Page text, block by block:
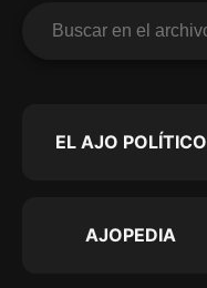
EL AJO POLÍTICO
AJOPEDIA